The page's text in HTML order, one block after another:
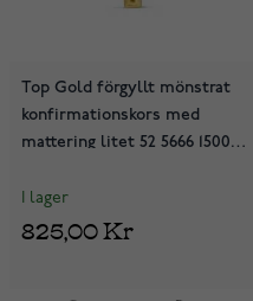
Top Gold förgyllt mönstrat
konfirmationskors med
mattering litet 52 5666 1500
I lager
825,00 Kr